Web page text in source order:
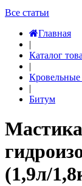
Все статьи
Главная
|
Каталог
|
|
Битум
(1,9л/